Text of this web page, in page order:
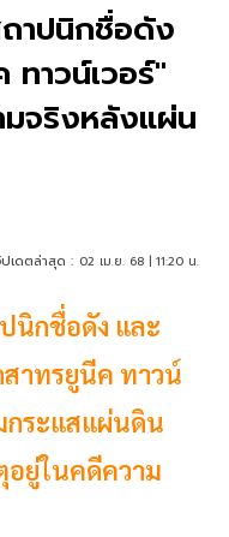
าปนิกชื่อดัง
าวน์เวอร์"
มจริงหลังแผ่น
เดตล่าสุด : 02 เม.ย. 68 | 11:20 น.
นิกชื่อดัง และ
าทรยูนีค ทาวน์
กระแสแผ่นดิน
อยู่ในคดีความ